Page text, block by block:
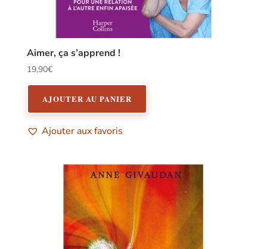
Aimer, ça s’apprend !
19,90€
AJOUTER AU PANIER
Ajouter aux favoris